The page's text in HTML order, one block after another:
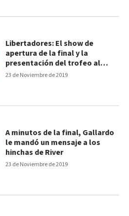
23 de Noviembre de 2019
Libertadores: El show de
apertura de la final y la
presentación del trofeo al
estilo Star Wars
23 de Noviembre de 2019
A minutos de la final, Gallardo
le mandó un mensaje a los
hinchas de River